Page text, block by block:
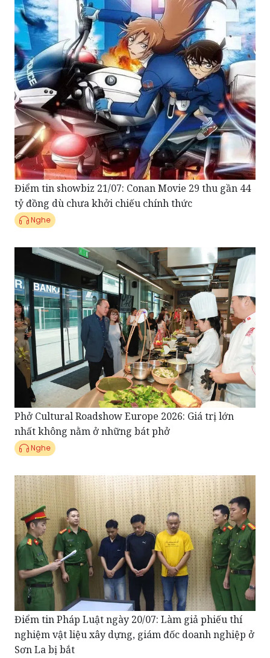
Điểm tin showbiz 21/07: Conan Movie 29 thu gần 44
tỷ đồng dù chưa khởi chiếu chính thức
Nghe
Phở Cultural Roadshow Europe 2026: Giá trị lớn
nhất không nằm ở những bát phở
Nghe
Điểm tin Pháp Luật ngày 20/07: Làm giả phiếu thí
nghiệm vật liệu xây dựng, giám đốc doanh nghiệp ở
Sơn La bị bắt
Nghe